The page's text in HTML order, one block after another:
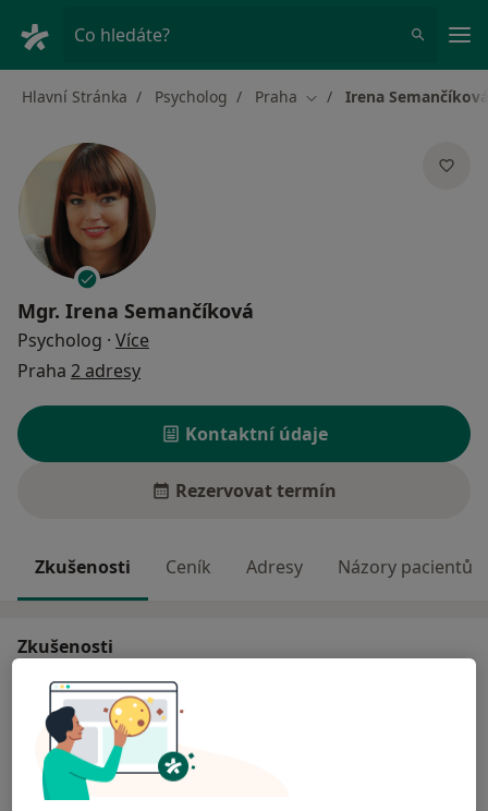
Co hledáte?
Hlavní Stránka Psycholog Praha Změna města
Irena Semančíková
Mgr. Irena Semančíková
Psycholog · Více
Praha 2 adresy
Kontaktní údaje
Rezervovat termín
Zkušenosti Ceník Adresy Názory pacientů
Zkušenosti
Klinický psycholog a psychoterapeut pro děti a
dospělé
Hlavní léčená onemocnění
Alkoholismus